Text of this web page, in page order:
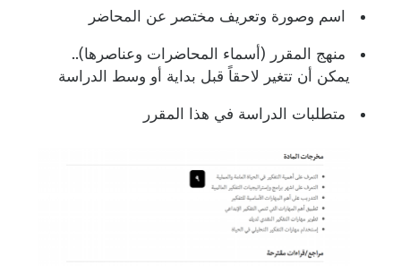
اسم وصورة وتعريف مختصر عن المحاضر
منهج المقرر (أسماء المحاضرات وعناصرها)..
يمكن أن تتغير لاحقاً قبل بداية أو وسط الدراسة
متطلبات الدراسة في هذا المقرر